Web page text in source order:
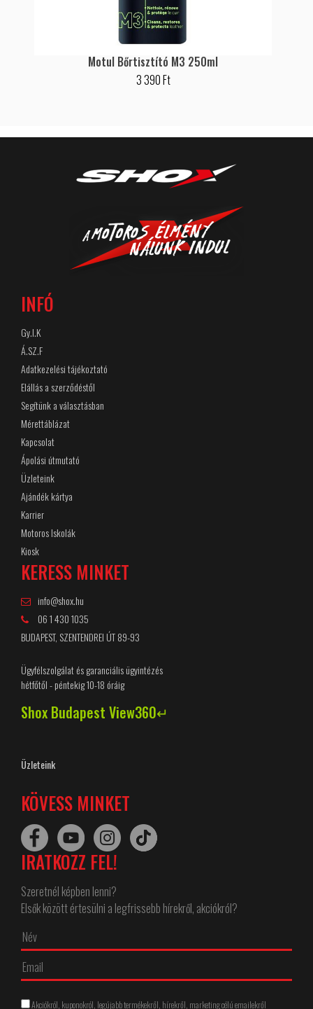
Motul Bőrtisztító M3 250ml
3 390 Ft
INFÓ
Gy.I.K
Á.SZ.F
Adatkezelési tájékoztató
Elállás a szerződéstől
Segítünk a választásban
Mérettáblázat
Kapcsolat
Ápolási útmutató
Üzleteink
Ajándék kártya
Karrier
Motoros Iskolák
Kiosk
KERESS MINKET
info@shox.hu
06 1 430 1035
BUDAPEST, SZENTENDREI ÚT 89-93
Ügyfélszolgálat és garanciális ügyintézés
hétfőtől - péntekig 10-18 óráig
Shox Budapest View360↵
Üzleteink
KÖVESS MINKET
IRATKOZZ FEL!
Szeretnél képben lenni?
Elsők között értesülni a legfrissebb hírekről, akciókról?
Akciókról, kuponokról, legújabb termékekről, hírekről, marketing célú emailekről